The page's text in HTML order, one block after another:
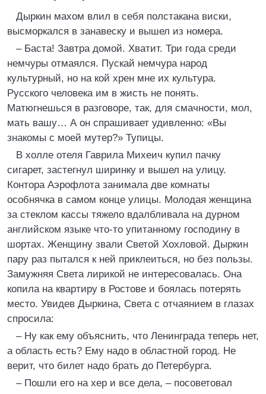
Дыркин махом влил в себя полстакана виски,
высморкался в занавеску и вышел из номера.
– Баста! Завтра домой. Хватит. Три года среди
немчуры отмаялся. Пускай немчура народ
культурный, но на кой хрен мне их культура.
Русского человека им в жисть не понять.
Матюгнешься в разговоре, так, для смачности, мол,
мать вашу… А он спрашивает удивленно: «Вы
знакомы с моей мутер?» Тупицы.
В холле отеля Гаврила Михеич купил пачку
сигарет, застегнул ширинку и вышел на улицу.
Контора Аэрофлота занимала две комнаты
особнячка в самом конце улицы. Молодая женщина
за стеклом кассы тяжело вдалбливала на дурном
английском языке что-то упитанному господину в
шортах. Женщину звали Светой Хохловой. Дыркин
пару раз пытался к ней приклеиться, но без пользы.
Замужняя Света лирикой не интересовалась. Она
копила на квартиру в Ростове и боялась потерять
место. Увидев Дыркина, Света с отчаянием в глазах
спросила:
– Ну как ему объяснить, что Ленинграда теперь нет,
а область есть? Ему надо в областной город. Не
верит, что билет надо брать до Петербурга.
– Пошли его на хер и все дела, – посоветовал